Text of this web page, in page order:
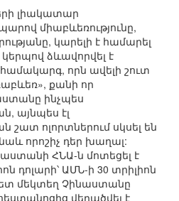
լիակատար
միաբևեռությունը,
կարելի է համարել
ձևավորվել է
որն ավելի շուտ
քանի որ
ինչպես
այնպես էլ
ոլորտներում սկսել են
որոշիչ դեր խաղալ:
ՀՆԱ-ն մոտեցել է
դոլարի՝ ԱՄՆ-ի 30 տրիլիոն
մեկտեղ Չինաստանը
վերածվել է